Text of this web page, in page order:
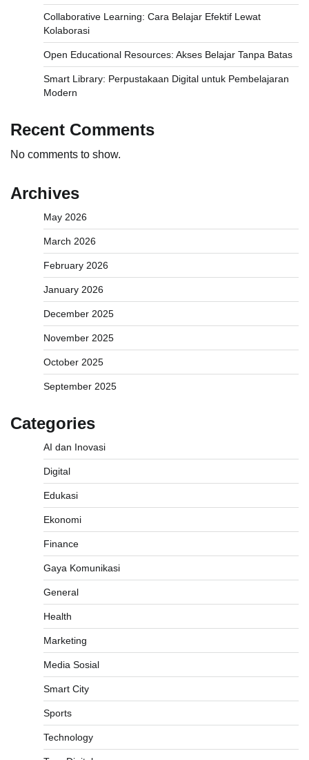
Collaborative Learning: Cara Belajar Efektif Lewat
Kolaborasi
Open Educational Resources: Akses Belajar Tanpa Batas
Smart Library: Perpustakaan Digital untuk Pembelajaran
Modern
Recent Comments
No comments to show.
Archives
May 2026
March 2026
February 2026
January 2026
December 2025
November 2025
October 2025
September 2025
Categories
AI dan Inovasi
Digital
Edukasi
Ekonomi
Finance
Gaya Komunikasi
General
Health
Marketing
Media Sosial
Smart City
Sports
Technology